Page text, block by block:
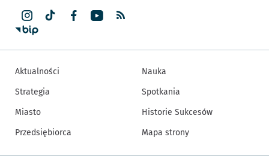
Aktualności
Strategia
Miasto
Przedsiębiorca
Nauka
Spotkania
Historie Sukcesów
Mapa strony